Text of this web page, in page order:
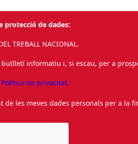
protecció de dades:
TREBALL NACIONAL.
informatiu i, si escau, per a
Política de privacitat.
de les meves dades personals per a la